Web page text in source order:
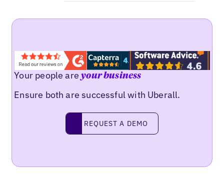
Your people areyour business
Ensure both are successful with Uberall.
Request a demo
REQUEST A DEMO